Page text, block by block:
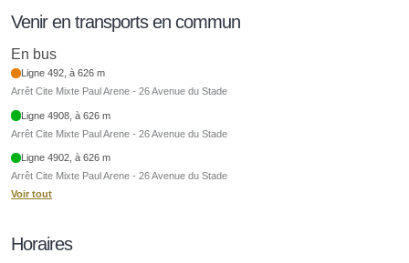
Venir en transports en commun
En bus
Ligne 492, à 626 m
Arrêt Cite Mixte Paul Arene - 26 Avenue du Stade
Ligne 4908, à 626 m
Arrêt Cite Mixte Paul Arene - 26 Avenue du Stade
Ligne 4902, à 626 m
Arrêt Cite Mixte Paul Arene - 26 Avenue du Stade
Voir tout
Horaires